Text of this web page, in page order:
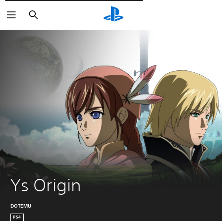
Wyszukaj
Ys Origin
DOTEMU
PS4